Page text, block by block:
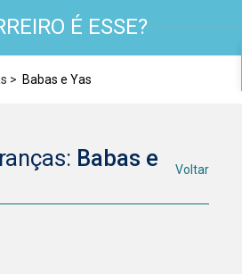
É ESSE?
> Babas e Yas
Babas e
Voltar